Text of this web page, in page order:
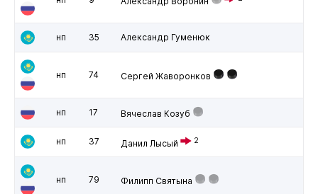
нп 35 Александр Гуменюк
нп 74 Сергей Жаворонков
нп 17 Вячеслав Козуб
нп 37 Данил Лысый 2
нп 79 Филипп Святына